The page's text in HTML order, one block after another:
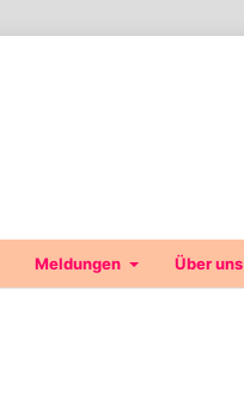
Meldungen Über uns